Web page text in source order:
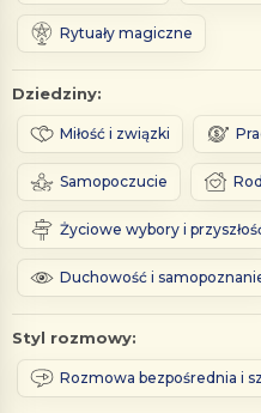
Rytuały magiczne
Dziedziny:
Miłość i związki
Samopoczucie
Życiowe wybory i
Duchowość i
Styl rozmowy:
Rozmowa bezpośrednia i